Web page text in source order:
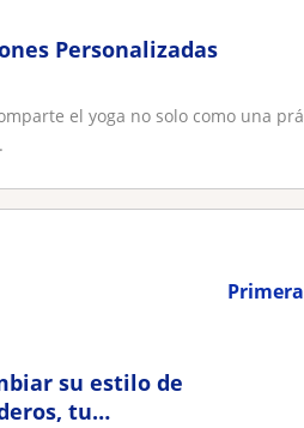
Personalizadas
el yoga no solo como una
su estilo de
tu